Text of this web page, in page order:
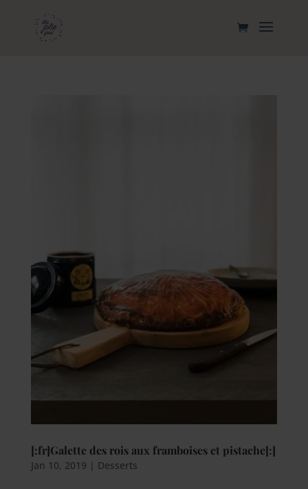
[:fr]Galette des rois aux framboises et pistache[:]
Jan 10, 2019 | Desserts